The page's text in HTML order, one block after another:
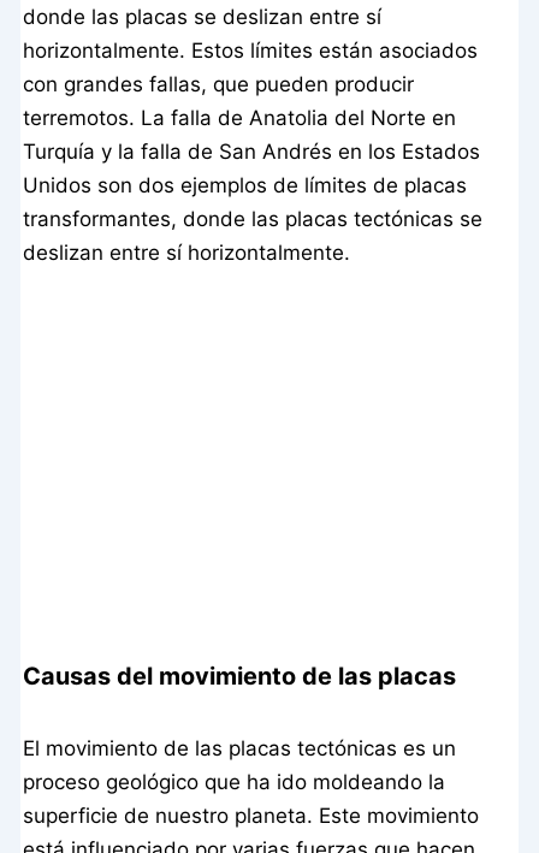
donde las placas se deslizan entre sí
horizontalmente. Estos límites están asociados
con grandes fallas, que pueden producir
terremotos. La falla de Anatolia del Norte en
Turquía y la falla de San Andrés en los Estados
Unidos son dos ejemplos de límites de placas
transformantes, donde las placas tectónicas se
deslizan entre sí horizontalmente.
Causas del movimiento de las placas
El movimiento de las placas tectónicas es un
proceso geológico que ha ido moldeando la
superficie de nuestro planeta. Este movimiento